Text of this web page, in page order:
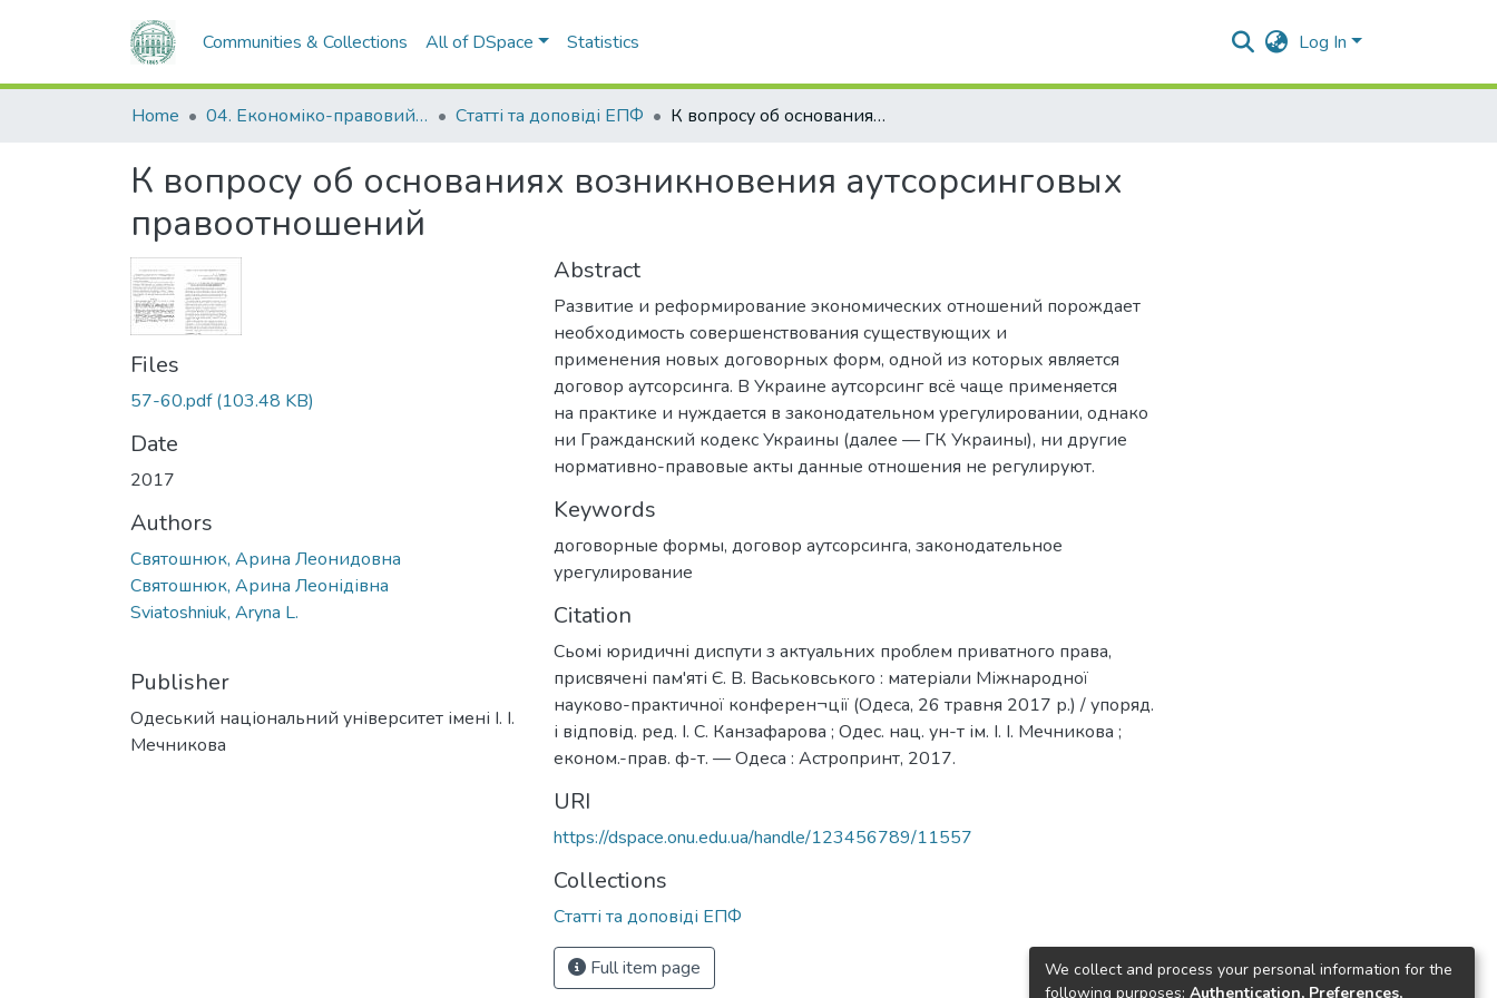
Communities & Collections All of DSpace Statistics Log In
Home 04. Економіко-правовий факультет Статті та доповіді ЕПФ К вопросу об основаниях возникновения аутсорсинговых правоотношений
К вопросу об основаниях возникновения аутсорсинговых
правоотношений
Files
57-60.pdf(103.48 KB)
Date
2017
Authors
Святошнюк, Арина Леонидовна
Святошнюк, Арина Леонідівна
Sviatoshniuk, Aryna L.
Publisher
Одеський національний університет імені І. І.
Мечникова
Abstract
Развитие и реформирование экономических отношений порождает
необходимость совершенствования существующих и
применения новых договорных форм, одной из которых является
договор аутсорсинга. В Украине аутсорсинг всё чаще применяется
на практике и нуждается в законодательном урегулировании, однако
ни Гражданский кодекс Украины (далее — ГК Украины), ни другие
нормативно-правовые акты данные отношения не регулируют.
Keywords
договорные формы, договор аутсорсинга, законодательное
урегулирование
Citation
Сьомі юридичні диспути з актуальних проблем приватного права,
присвячені пам'яті Є. В. Васьковського : матеріали Міжнародної
науково-практичної конферен¬ції (Одеса, 26 травня 2017 р.) / упоряд.
і відповід. ред. І. С. Канзафарова ; Одес. нац. ун-т ім. І. І. Мечникова ;
економ.-прав. ф-т. — Одеса : Астропринт, 2017.
URI
https://dspace.onu.edu.ua/handle/123456789/11557
Collections
Статті та доповіді ЕПФ
Full item page
We collect and process your personal information for the
following purposes: Authentication, Preferences,